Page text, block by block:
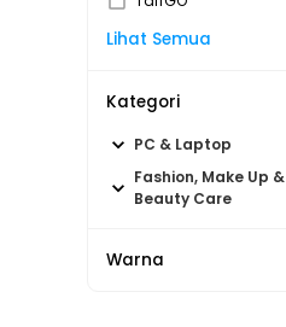
Lihat Semua
Kategori
PC & Laptop
Fashion, Make Up &
Beauty Care
Warna